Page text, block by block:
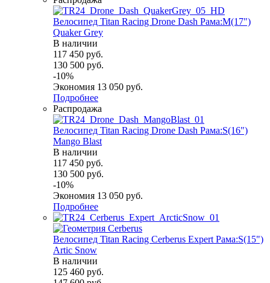
Велосипед Titan Racing Drone Dash Рама:M(17")
Quaker Grey
В наличии
117 450 руб.
130 500 руб.
-10%
Экономия 13 050 руб.
Подробнее
Распродажа
Велосипед Titan Racing Drone Dash Рама:S(16")
Mango Blast
В наличии
117 450 руб.
130 500 руб.
-10%
Экономия 13 050 руб.
Подробнее
Велосипед Titan Racing Cerberus Expert Рама:S(15")
Artic Snow
В наличии
125 460 руб.